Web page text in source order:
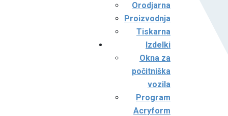
Orodjarna
Proizvodnja
Tiskarna
Izdelki
Okna za
počitniška
vozila
Program
Acryform